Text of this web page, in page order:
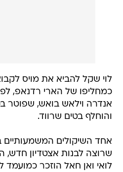
כמחליפו של הארי רדנאפ,
אנדרה וילאש בואש, שפוטר
והוחלף בטים שרווד.
אחד השיקולים המשמעותיים
שרוצה לבנות אצטדיון חדש,
לואי ואן חאל הוזכר כמועמד